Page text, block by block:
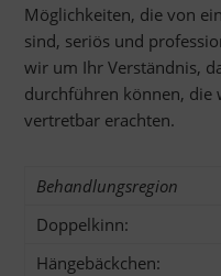
Möglichkeiten, die von
sind, seriös und
wir um Ihr Verständnis,
durchführen können, die
vertretbar erachten.
Behandlungsregion
Doppelkinn:
Hängebäckchen: